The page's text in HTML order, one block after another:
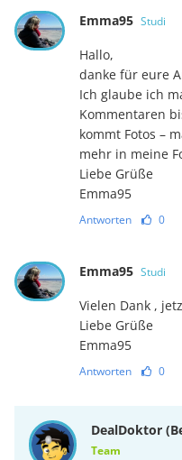
Emma95 Studi
Hallo,
danke für eure
Ich glaube ich
Kommentaren
kommt Fotos –
mehr in meine
Liebe Grüße
Emma95
Antworten 0
Emma95 Studi
Vielen Dank ,
Liebe Grüße
Emma95
Antworten 0
DealDoktor
Team